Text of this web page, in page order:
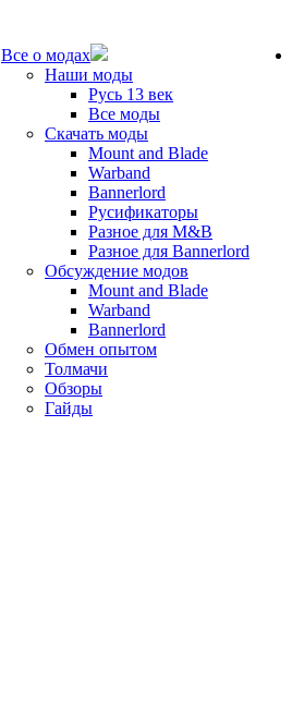
Все о модах
Наши моды
Русь 13 век
Все моды
Скачать моды
Mount and Blade
Warband
Bannerlord
Русификаторы
Разное для M&B
Разное для Bannerlord
Обсуждение модов
Mount and Blade
Warband
Bannerlord
Обмен опытом
Толмачи
Обзоры
Гайды